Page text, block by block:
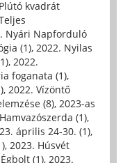
kvadrát
Nyári Napforduló
(1), 2022. Nyilas
, 2022.
foganata (1),
, 2022. Vízöntő
(8), 2023-as
(1),
április 24-30. (1),
, 2023. Húsvét
(1), 2023.